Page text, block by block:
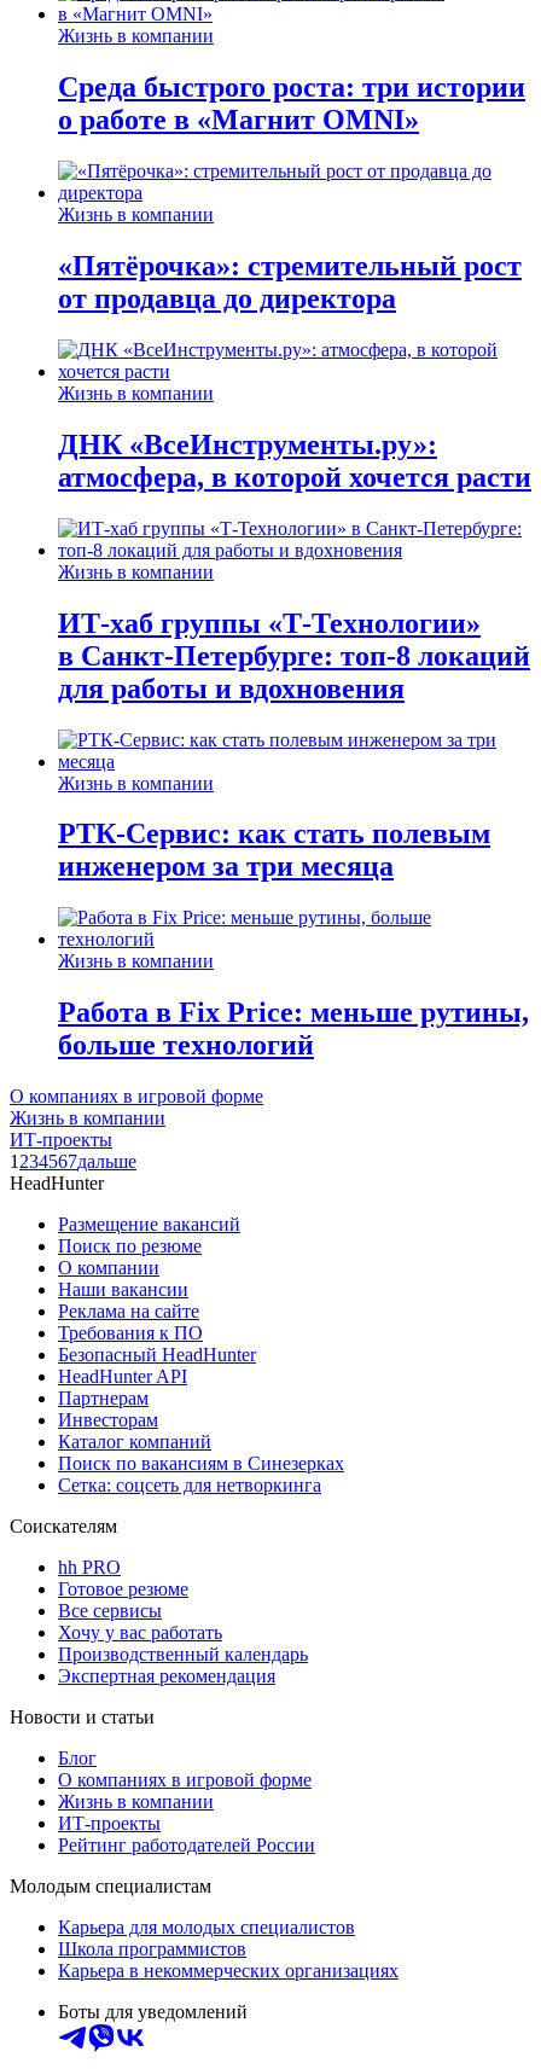
Жизнь в компании
Среда быстрого роста: три истории
о работе в «Магнит OMNI»
Жизнь в компании
«Пятёрочка»: стремительный рост
от продавца до директора
Жизнь в компании
ДНК «ВсеИнструменты.ру»:
атмосфера, в которой хочется расти
Жизнь в компании
ИТ-хаб группы «Т-Технологии»
в Санкт-Петербурге: топ-8 локаций
для работы и вдохновения
Жизнь в компании
РТК-Сервис: как стать полевым
инженером за три месяца
Жизнь в компании
Работа в Fix Price: меньше рутины,
больше технологий
О компаниях в игровой форме
Жизнь в компании
ИТ-проекты
1 234567дальше
HeadHunter
Размещение вакансий
Поиск по резюме
О компании
Наши вакансии
Реклама на сайте
Требования к ПО
Безопасный HeadHunter
HeadHunter API
Партнерам
Инвесторам
Каталог компаний
Поиск по вакансиям в Синезерках
Сетка: соцсеть для нетворкинга
Соискателям
hh PRO
Готовое резюме
Все сервисы
Хочу у вас работать
Производственный календарь
Экспертная рекомендация
Новости и статьи
Блог
О компаниях в игровой форме
Жизнь в компании
ИТ-проекты
Рейтинг работодателей России
Молодым специалистам
Карьера для молодых специалистов
Школа программистов
Карьера в некоммерческих организациях
Боты для уведомлений